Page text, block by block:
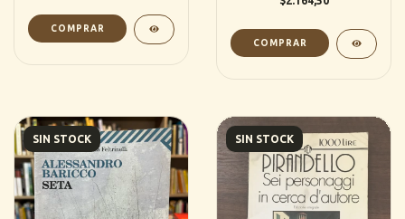
SIN STOCK SIN STOCK